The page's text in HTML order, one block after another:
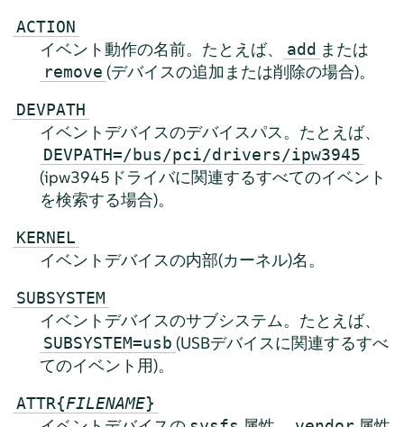
ACTION
イベント動作の名前。たとえば、 add または
remove (デバイスの追加または削除の場合)。
DEVPATH
イベントデバイスのデバイスパス。たとえば、
DEVPATH=/bus/pci/drivers/ipw3945
(ipw3945ドライバに関連するすべてのイベント
を検索する場合)。
KERNEL
イベントデバイスの内部(カーネル)名。
SUBSYSTEM
イベントデバイスのサブシステム。たとえば、
SUBSYSTEM=usb (USBデバイスに関連するすべ
てのイベント用)。
ATTR{FILENAME}